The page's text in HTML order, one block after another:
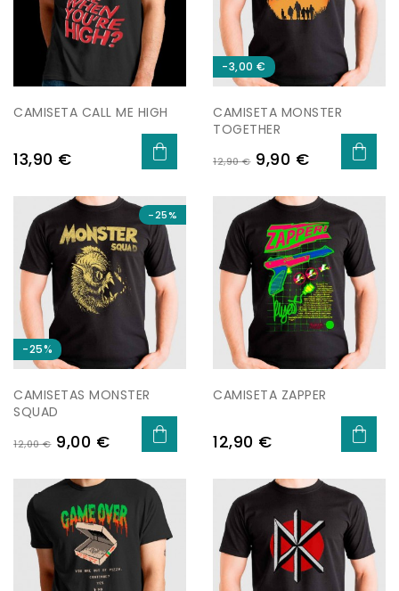
CAMISETA CALL ME HIGH
Precio
13,90 €
-3,00 €
CAMISETA MONSTER
TOGETHER
Precio
12,90 € Precio
9,90 €
-25%
-25%
CAMISETAS MONSTER
SQUAD
Precio
12,00 € Precio
9,00 €
CAMISETA ZAPPER
Precio
12,90 €